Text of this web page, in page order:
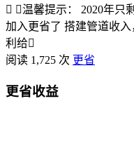
， 温馨提示： 2020年
加入更省了 搭建管道收
利给
阅读 1,725 次 更省
更省收益